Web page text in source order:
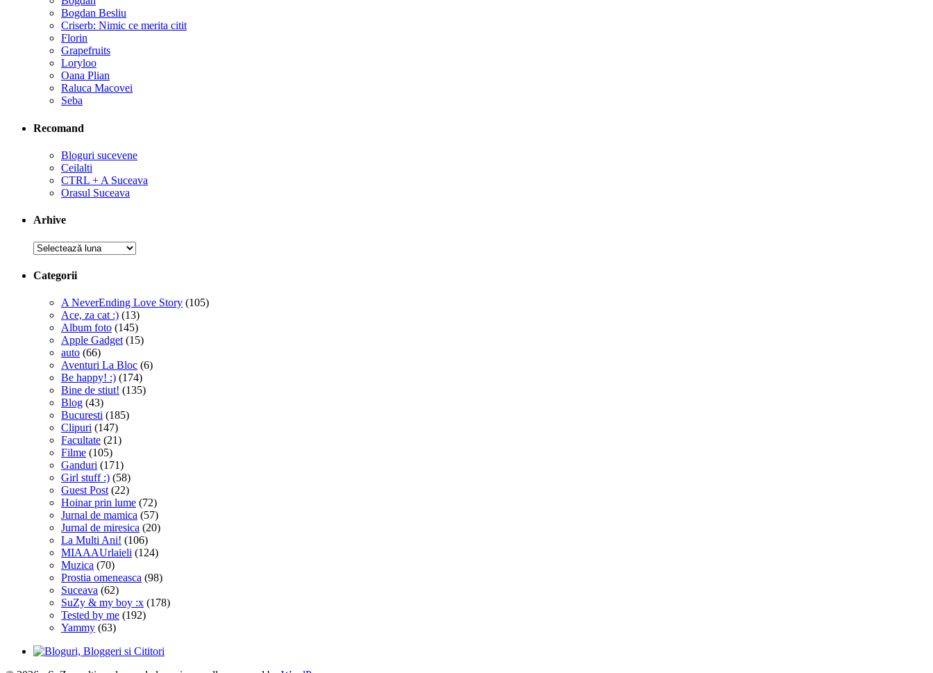
Bogdan Besliu
Criserb: Nimic ce merita citit
Florin
Grapefruits
Loryloo
Oana Plian
Raluca Macovei
Seba
Recomand
Bloguri sucevene
Ceilalti
CTRL + A Suceava
Orasul Suceava
Arhive
Arhive
Categorii
A NeverEnding Love Story (105)
Ace, za cat :) (13)
Album foto (145)
Apple Gadget (15)
auto (66)
Aventuri La Bloc (6)
Be happy! :) (174)
Bine de stiut! (135)
Blog (43)
Bucuresti (185)
Clipuri (147)
Facultate (21)
Filme (105)
Ganduri (171)
Girl stuff :) (58)
Guest Post (22)
Hoinar prin lume (72)
Jurnal de mamica (57)
Jurnal de miresica (20)
La Multi Ani! (106)
MIAAAUrlaieli (124)
Muzica (70)
Prostia omeneasca (98)
Suceava (62)
SuZy & my boy :x (178)
Tested by me (192)
Yammy (63)